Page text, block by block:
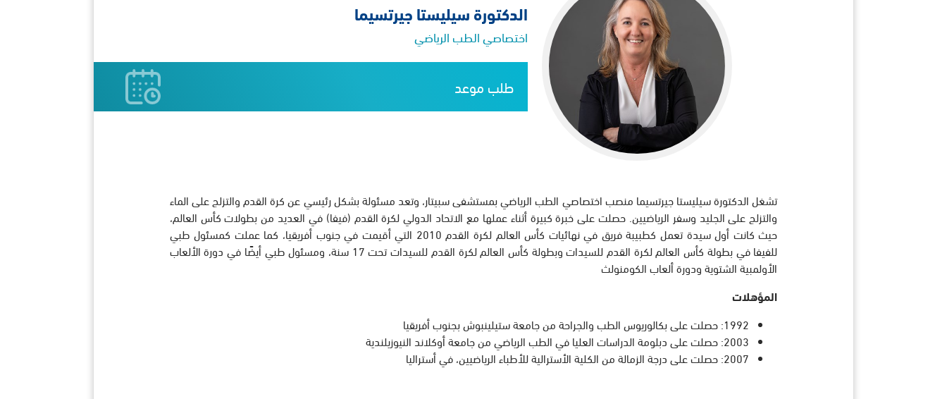
الدكتورة سيليستا جيرتسيما
اختصاصي الطب الرياضي
طلب موعد
تشغل الدكتورة سيليستا جيرتسيما منصب اختصاصي الطب الرياضي بمستشفى سبيتار، وتعد مسئولة بشكل رئيسي عن كرة القدم والتزلج على الماء
والتزلج على الجليد وسفر الرياضيين. حصلت على خبرة كبيرة أثناء عملها مع الاتحاد الدولي لكرة القدم (فيفا) في العديد من بطولات كأس العالم،
حيث كانت أول سيدة تعمل كطبيبة فريق في نهائيات كأس العالم لكرة القدم 2010 التي أقيمت في جنوب أفريقيا، كما عملت كمسئول طبي
للفيفا في بطولة كأس العالم لكرة القدم للسيدات وبطولة كأس العالم لكرة القدم للسيدات تحت 17 سنة، ومسئول طبي أيضًا في دورة الألعاب
الأولمبية الشتوية ودورة ألعاب الكومنولث
المؤهلات
1992: حصلت على بكالوريوس الطب والجراحة من جامعة ستيلينبوش بجنوب أفريقيا
2003: حصلت على دبلومة الدراسات العليا في الطب الرياضي من جامعة أوكلاند النيوزيلندية
2007: حصلت على درجة الزمالة من الكلية الأسترالية للأطباء الرياضيين، في أستراليا